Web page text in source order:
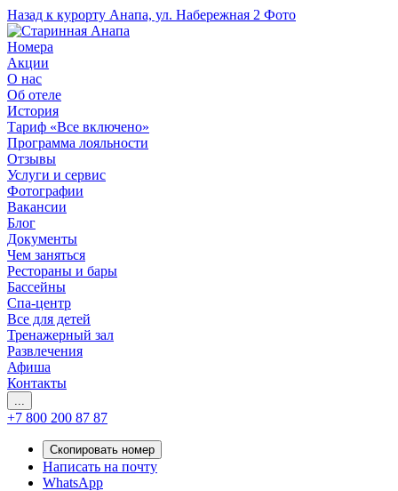
Назад к курорту Анапа, ул. Набережная 2 Фото
Номера
Акции
О нас
Об отеле
История
Тариф «Все включено»
Программа лояльности
Отзывы
Услуги и сервис
Фотографии
Вакансии
Блог
Документы
Чем заняться
Рестораны и бары
Бассейны
Спа-центр
Все для детей
Тренажерный зал
Развлечения
Афиша
Контакты
...
+7 800 200 87 87
Скопировать номер
Написать на почту
WhatsApp